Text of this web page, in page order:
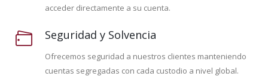
acceder directamente a su cuenta.
Seguridad y Solvencia
Ofrecemos seguridad a nuestros clientes manteniendo
cuentas segregadas con cada custodio a nivel global.